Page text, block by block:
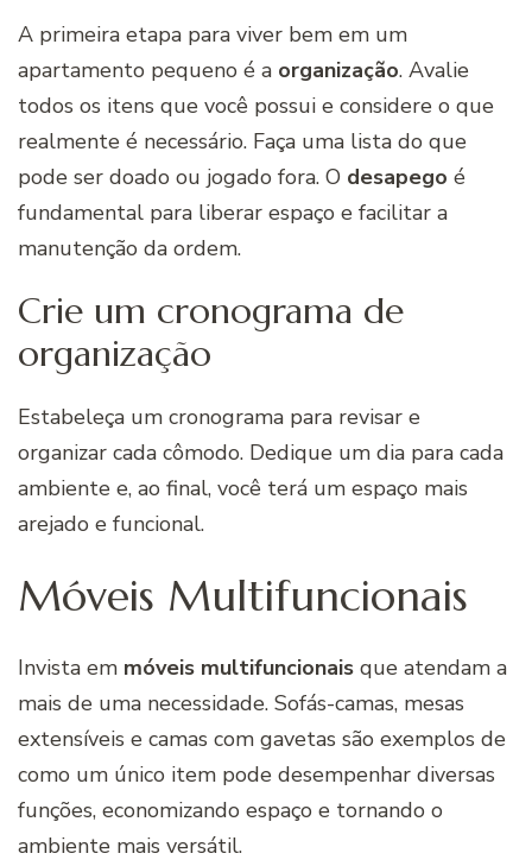
A primeira etapa para viver bem em um
apartamento pequeno é a organização. Avalie
todos os itens que você possui e considere o que
realmente é necessário. Faça uma lista do que
pode ser doado ou jogado fora. O desapego é
fundamental para liberar espaço e facilitar a
manutenção da ordem.
Crie um cronograma de
organização
Estabeleça um cronograma para revisar e
organizar cada cômodo. Dedique um dia para cada
ambiente e, ao final, você terá um espaço mais
arejado e funcional.
Móveis Multifuncionais
Invista em móveis multifuncionais que atendam a
mais de uma necessidade. Sofás-camas, mesas
extensíveis e camas com gavetas são exemplos de
como um único item pode desempenhar diversas
funções, economizando espaço e tornando o
ambiente mais versátil.